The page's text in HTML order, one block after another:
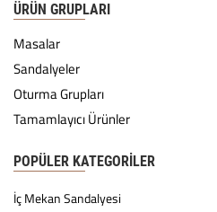
ÜRÜN GRUPLARI
Masalar
Sandalyeler
Oturma Grupları
Tamamlayıcı Ürünler
POPÜLER KATEGORILER
İç Mekan Sandalyesi